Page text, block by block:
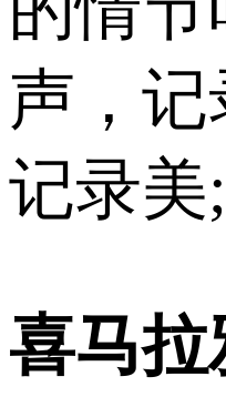
声，记
记录美;
喜马拉